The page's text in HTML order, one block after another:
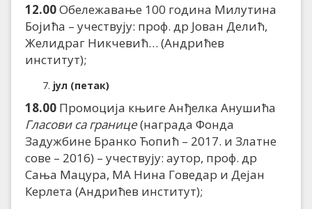
12.00Обележавање 100 година Милутина
Бојића – учествују: проф. др Јован Делић,
Желидраг Никчевић… (Андрићев
институт);
јул (петак)
18.00 Промоција књиге Анђелка Анушића
Гласови са границе(награда Фонда
Задужбине Бранко Ћопић – 2017. и Златне
сове – 2016) – учествују: аутор, проф. др
Сања Мацура, МА Нина Говедар и Дејан
Керлета (Андрићев институт);